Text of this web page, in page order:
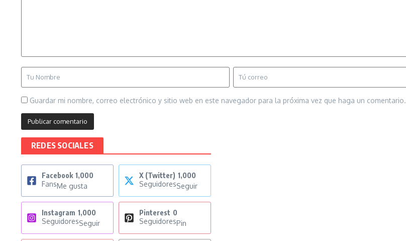
Guardar mi nombre, correo electrónico y sitio web en este navegador para la próxima vez que haga un comentario.
REDES SOCIALES
Facebook 1,000
FansMe gusta
X (Twitter) 1,000
SeguidoresSeguir
Instagram 1,000
SeguidoresSeguir
Pinterest 0
SeguidoresPin